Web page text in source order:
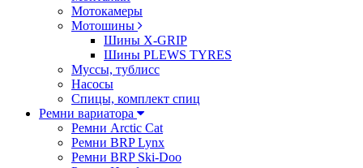
Мотокамеры
Мотошины
Шины X-GRIP
Шины PLEWS TYRES
Муссы, тублисс
Насосы
Спицы, комплект спиц
Ремни вариатора
Ремни Arctic Cat
Ремни BRP Lynx
Ремни BRP Ski-Doo